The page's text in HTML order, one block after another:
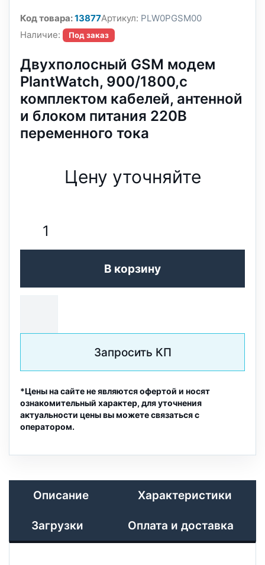
Код товара:13877Артикул: PLW0PGSM00
Наличие:
Под заказ
Двухполосный GSM модем
PlantWatch, 900/1800,с
комплектом кабелей, антенной
и блоком питания 220В
переменного тока
Цену уточняйте
В корзину
Запросить КП
*Цены на сайте не являются офертой и носят
ознакомительный характер, для уточнения
актуальности цены вы можете связаться с
оператором.
Описание Характеристики
Загрузки Оплата и доставка